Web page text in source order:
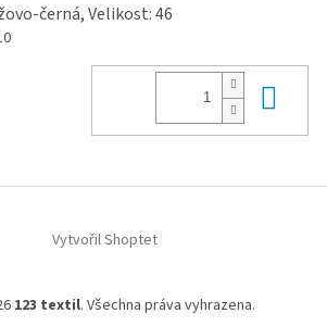
černá, Velikost: 46
Vytvořil Shoptet
123 textil. Všechna práva vyhrazena.